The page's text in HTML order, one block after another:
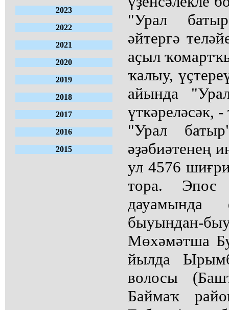
2023
2022
2021
2020
2019
2018
2017
2016
2015
"Урал
әйтергә
аҫыл
ҡалыу,
айында
үткәреләсәк,
"Урал
әҙәбиәтенең
ул 4576
тора.
дауамында
быуындан-
Мөхәмәтша
йылда
волосы
Баймаҡ